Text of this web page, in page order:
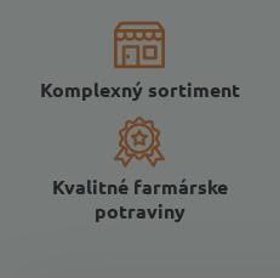
Komplexný sortiment
Kvalitné farmárske
potraviny